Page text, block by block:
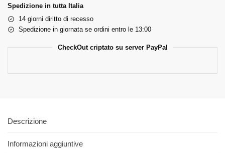
Spedizione in tutta Italia
14 giorni diritto di recesso
Spedizione in giornata se ordini entro le 13:00
CheckOut criptato su server PayPal
Descrizione
Informazioni aggiuntive